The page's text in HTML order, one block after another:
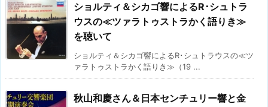
ショルティ＆シカゴ響によるR･シュトラ
ウスの≪ツァラトゥストラかく語りき≫
を聴いて
ショルティ＆シカゴ響によるR･シュトラウスの≪ツ
ァラトゥストラかく語りき≫（19 ...
秋山和慶さん＆日本センチュリー響と金